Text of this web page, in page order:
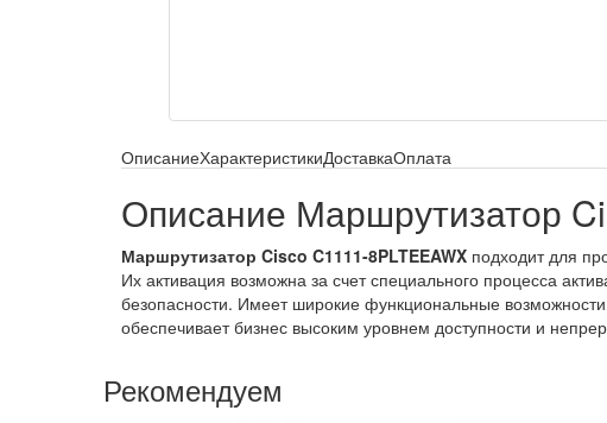
ОписаниеХарактеристикиДоставкаОплата
Описание Маршрутизатор
Маршрутизатор Cisco C1111-8PLTEEAWX подходит для
Их активация возможна за счет специального процесса
безопасности. Имеет широкие функциональные
обеспечивает бизнес высоким уровнем доступности и
Рекомендуем